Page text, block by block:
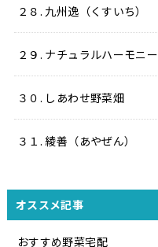
２８. 九州逸（くすいち）
２９. ナチュラルハーモニー
３０. しあわせ野菜畑
３１. 綾善（あやぜん）
オススメ記事
おすすめ野菜宅配